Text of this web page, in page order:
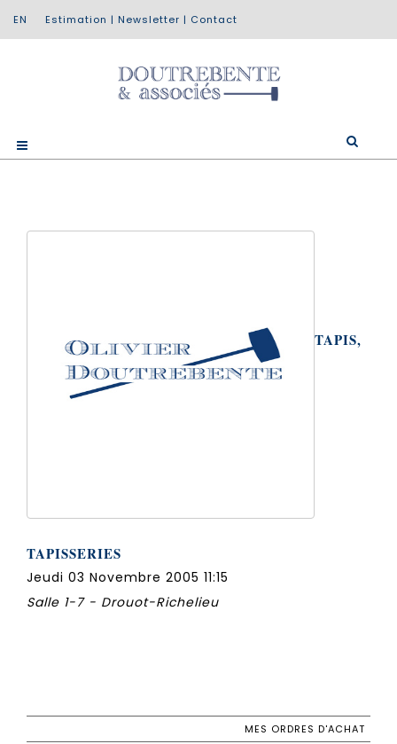
Estimation | Newsletter | Contact
TAPIS,
TAPISSERIES
Jeudi 03 Novembre 2005 11:15
Salle 1-7 - Drouot-Richelieu
MES ORDRES D'ACHAT